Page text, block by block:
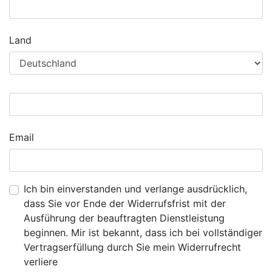
Land
Email
Ich bin einverstanden und verlange ausdrücklich,
dass Sie vor Ende der Widerrufsfrist mit der
Ausführung der beauftragten Dienstleistung
beginnen. Mir ist bekannt, dass ich bei vollständiger
Vertragserfüllung durch Sie mein Widerrufrecht
verliere